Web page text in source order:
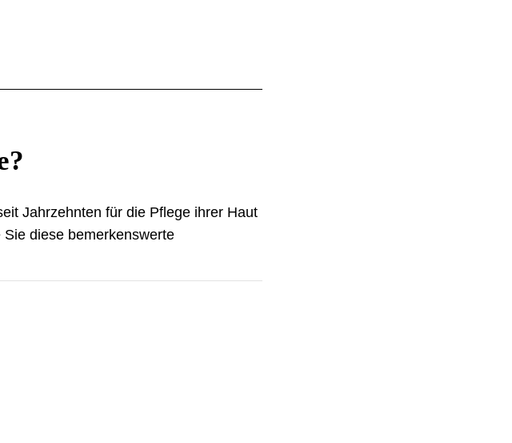
Jahrzehnten für die Pflege ihrer Haut
diese bemerkenswerte